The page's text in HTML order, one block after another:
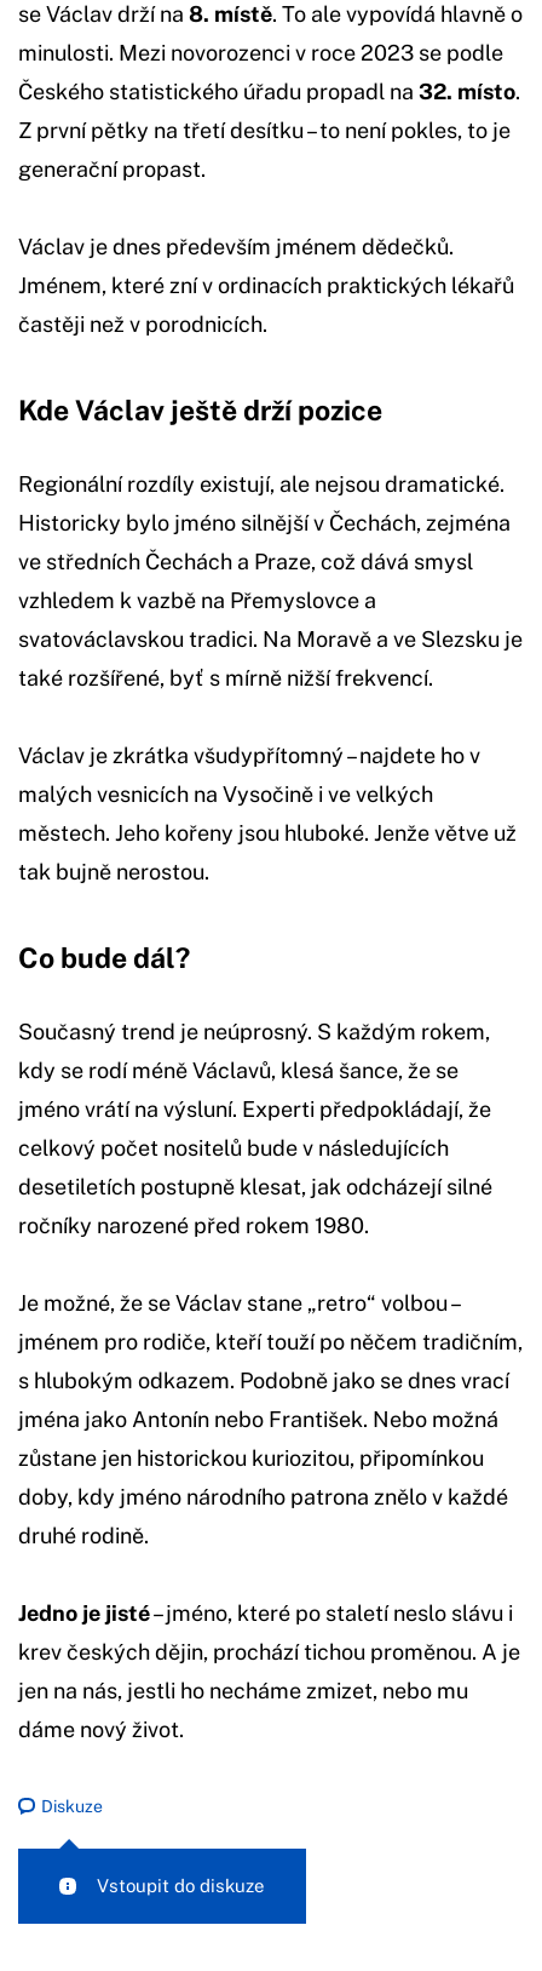
se Václav drží na 8. místě. To ale vypovídá hlavně o
minulosti. Mezi novorozenci v roce 2023 se podle
Českého statistického úřadu propadl na 32. místo.
Z první pětky na třetí desítku – to není pokles, to je
generační propast.
Václav je dnes především jménem dědečků.
Jménem, které zní v ordinacích praktických lékařů
častěji než v porodnicích.
Kde Václav ještě drží pozice
Regionální rozdíly existují, ale nejsou dramatické.
Historicky bylo jméno silnější v Čechách, zejména
ve středních Čechách a Praze, což dává smysl
vzhledem k vazbě na Přemyslovce a
svatováclavskou tradici. Na Moravě a ve Slezsku je
také rozšířené, byť s mírně nižší frekvencí.
Václav je zkrátka všudypřítomný – najdete ho v
malých vesnicích na Vysočině i ve velkých
městech. Jeho kořeny jsou hluboké. Jenže větve už
tak bujně nerostou.
Co bude dál?
Současný trend je neúprosný. S každým rokem,
kdy se rodí méně Václavů, klesá šance, že se
jméno vrátí na výsluní. Experti předpokládají, že
celkový počet nositelů bude v následujících
desetiletích postupně klesat, jak odcházejí silné
ročníky narozené před rokem 1980.
Je možné, že se Václav stane „retro“ volbou –
jménem pro rodiče, kteří touží po něčem tradičním,
s hlubokým odkazem. Podobně jako se dnes vrací
jména jako Antonín nebo František. Nebo možná
zůstane jen historickou kuriozitou, připomínkou
doby, kdy jméno národního patrona znělo v každé
druhé rodině.
Jedno je jisté– jméno, které po staletí neslo slávu i
krev českých dějin, prochází tichou proměnou. A je
jen na nás, jestli ho necháme zmizet, nebo mu
dáme nový život.
Diskuze
Vstoupit do diskuze